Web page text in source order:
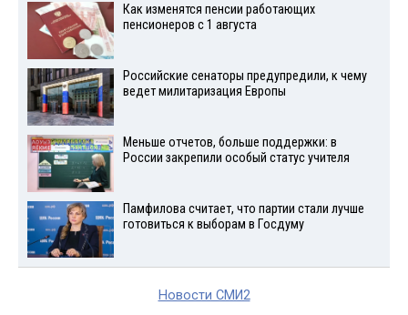
Как изменятся пенсии работающих
пенсионеров с 1 августа
Российские сенаторы предупредили, к чему
ведет милитаризация Европы
Меньше отчетов, больше поддержки: в
России закрепили особый статус учителя
Памфилова считает, что партии стали лучше
готовиться к выборам в Госдуму
Новости СМИ2